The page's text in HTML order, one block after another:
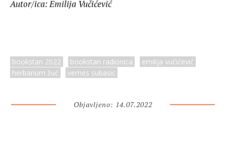
Autor/ica: Emilija Vučićević
bookstan 2022 bookstan radionica
emilija vučićević
herbarium žuć
vernes subasic
Objavljeno: 14.07.2022